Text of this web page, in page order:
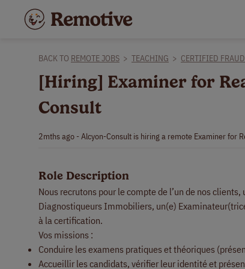
BACK TO REMOTE JOBS > TEACHING > CERTIFIED
[Hiring] Examiner for
Consult
2mths ago - Alcyon-Consult is hiring a remote Examiner for
Role Description
Nous recrutons pour le compte de l’un de nos
Diagnostiqueurs Immobiliers, un(e)
à la certification.
Vos missions :
Conduire les examens pratiques et théoriques
Accueillir les candidats, vérifier leur identité et